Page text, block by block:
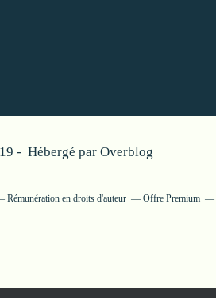
- Hébergé par Overblog
Rémunération en droits d'auteur Offre Premium